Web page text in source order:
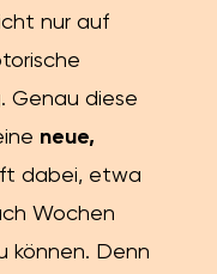
nur auf
Genau diese
neue,
dabei, etwa
Wochen
können. Denn